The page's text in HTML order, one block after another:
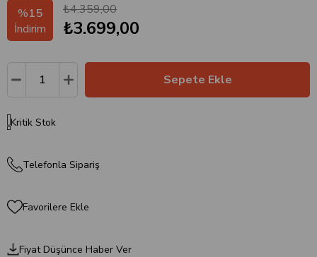
%15
İndirim
₺4.359,00
₺3.699,00
Kritik Stok
Telefonla Sipariş
Favorilere Ekle
Fiyat Düşünce Haber Ver